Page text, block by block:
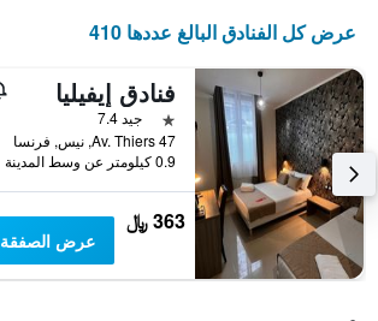
غرفة
في
عطلة
نهاية
هذا
الأسبوع
خلال
آخر
3
أيام
الإقامة
يتضمن
المخطط
التالي
1
محور
Y
الذي
يعرض
متوسط
سعر
غرفة
عرض كل الفنادق البالغ عددها 410
فنادق إيفيليا
نجمة واحدة
جيد 7.4
47 Av. Thiers, نيس, فرنسا
0.9 كيلومتر عن وسط المدينة
363 ﷼
عرض الصفقة